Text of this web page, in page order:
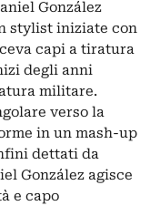
González
stylist iniziate con
capi a tiratura
degli anni
militare.
verso la
in un mash-up
dettati da
González agisce
e capo